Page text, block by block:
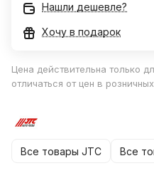
Нашли дешевле?
Хочу в подарок
Цена действительна только
отличаться от цен в
Все товары JTC Все